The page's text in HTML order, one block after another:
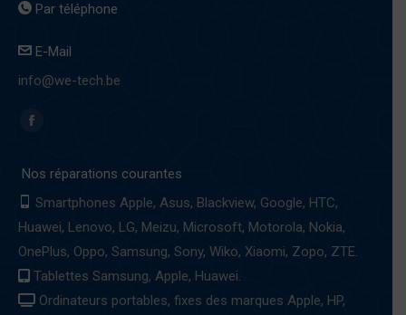
Par téléphone
E-Mail
info@we-tech.be
Find us on:
Facebook
opens
in
new
window
Nos réparations courantes
Smartphones Apple, Asus, Blackview, Google, HTC,
Huawei, Lenovo, LG, Meizu, Microsoft, Motorola, Nokia,
OnePlus, Oppo, Samsung, Sony, Wiko, Xiaomi, Zopo, ZTE.
Tablettes Samsung, Apple, Huawei.
Ordinateurs portables, fixes des marques Apple, HP,